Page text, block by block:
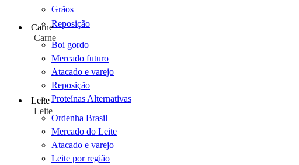
Grãos
Reposição
Carne
Carne
Boi gordo
Mercado futuro
Atacado e varejo
Reposição
Proteínas Alternativas
Leite
Leite
Ordenha Brasil
Mercado do Leite
Atacado e varejo
Leite por região